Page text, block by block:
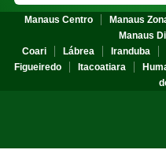
Manaus Centro Manaus
Manaus
Coari
Lábrea Iranduba
Figueiredo
Itacoatiara